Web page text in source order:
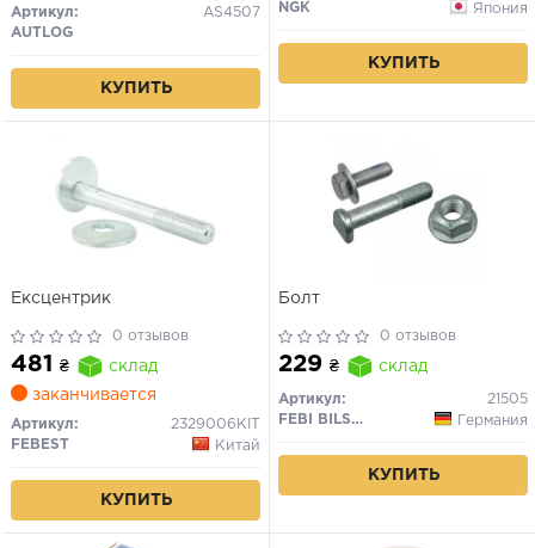
Артикул:
AS4507
AUTLOG
КУПИТЬ
NGK
Япония
КУПИТЬ
Ексцентрик
0 отзывов
481 ₴
склад
заканчивается
Артикул:
2329006KIT
FEBEST
Китай
КУПИТЬ
Болт
0 отзывов
229 ₴ склад
Артикул:
21505
FEBI BILSTEIN
Германия
КУПИТЬ